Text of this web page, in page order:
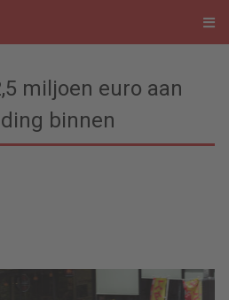
miljoen euro aan
binnen